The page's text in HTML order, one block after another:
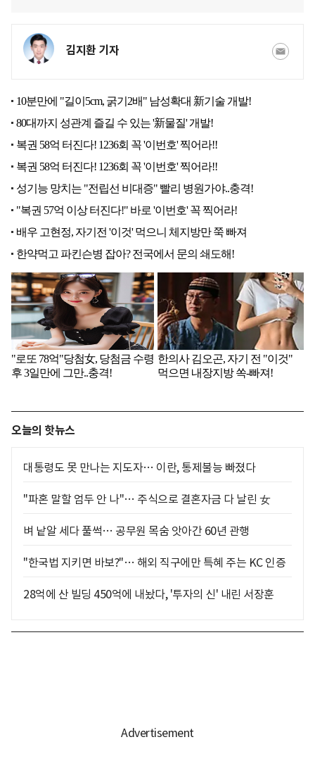
김지환 기자
오늘의 핫뉴스
대통령도 못 만나는 지도자… 이란, 통제불능 빠졌다
"파혼 말할 엄두 안 나"… 주식으로 결혼자금 다 날린 女
벼 낱알 세다 풀썩… 공무원 목숨 앗아간 60년 관행
"한국법 지키면 바보?"… 해외 직구에만 특혜 주는 KC 인증
28억에 산 빌딩 450억에 내놨다, '투자의 신' 내린 서장훈